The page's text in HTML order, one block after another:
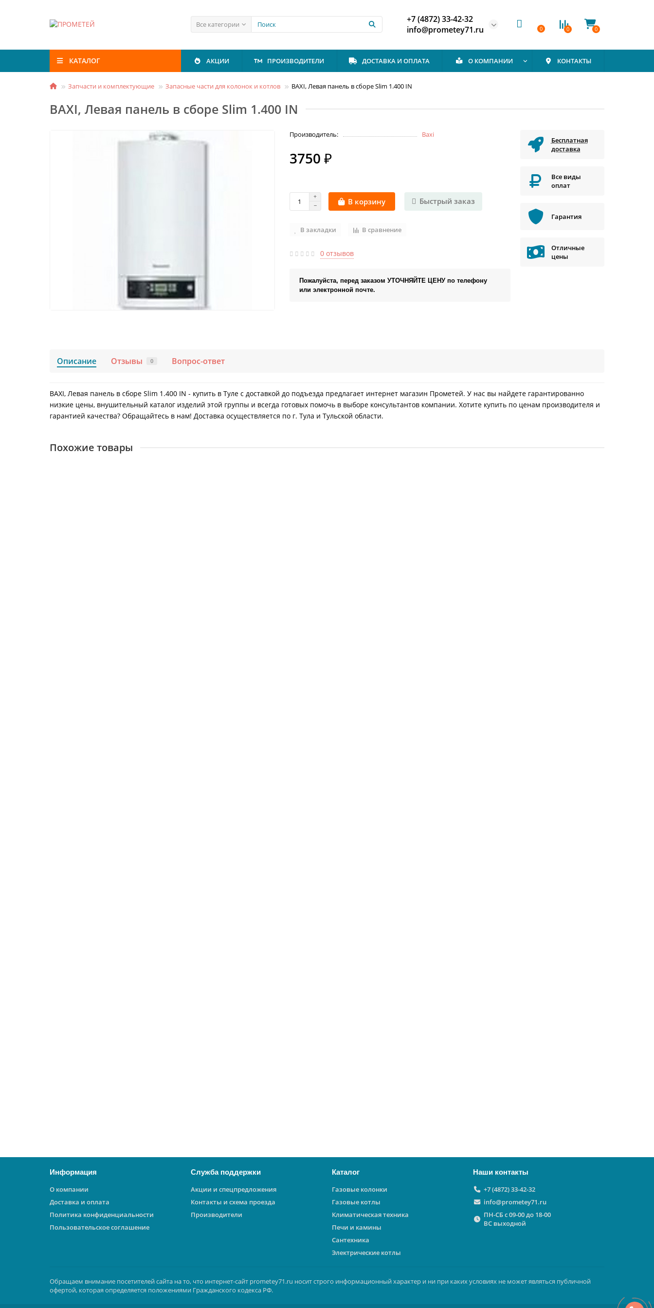
Все категории
+7 (4872) 33-42-32
info@prometey71.ru
0 0 0
КАТАЛОГ АКЦИИ ПРОИЗВОДИТЕЛИ ДОСТАВКА И ОПЛАТА О КОМПАНИИ КОНТАКТЫ
Запчасти и комплектующие Запасные части для колонок и котлов BAXI, Левая панель в сборе Slim 1.400 IN
BAXI, Левая панель в сборе Slim 1.400 IN
Производитель: Baxi
3750 ₽
В корзину Быстрый заказ
В закладки В сравнение
0 отзывов
Пожалуйста, перед заказом УТОЧНЯЙТЕ ЦЕНУ по телефону
или электронной почте.
Бесплатная
доставка
Все виды
оплат
Гарантия
Отличные
цены
Описание Отзывы 0 Вопрос-ответ
BAXI, Левая панель в сборе Slim 1.400 IN - купить в Туле с доставкой до подъезда предлагает интернет магазин Прометей. У нас вы найдете гарантированно
низкие цены, внушительный каталог изделий этой группы и всегда готовых помочь в выборе консультантов компании. Хотите купить по ценам производителя и
гарантией качества? Обращайтесь в нам! Доставка осуществляется по г. Тула и Тульской области.
Похожие товары
Информация
О компании
Доставка и оплата
Политика конфиденциальности
Пользовательское соглашение
Служба поддержки
Акции и спецпредложения
Контакты и схема проезда
Производители
Каталог
Газовые колонки
Газовые котлы
Климатическая техника
Печи и камины
Сантехника
Электрические котлы
Наши контакты
+7 (4872) 33-42-32
info@prometey71.ru
ПН-СБ с 09-00 до 18-00
ВС выходной
Обращаем внимание посетителей сайта на то, что интернет-сайт prometey71.ru носит строго информационный характер и ни при каких условиях не может являться публичной
офертой, которая определяется положениями Гражданского кодекса РФ.